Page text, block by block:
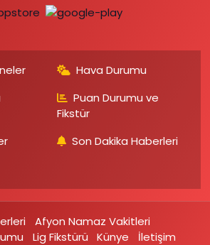
Hava Durumu
Puan Durumu ve
Fikstür
Son Dakika Haberleri
Afyon Namaz Vakitleri
Lig Fikstürü Künye İletişim